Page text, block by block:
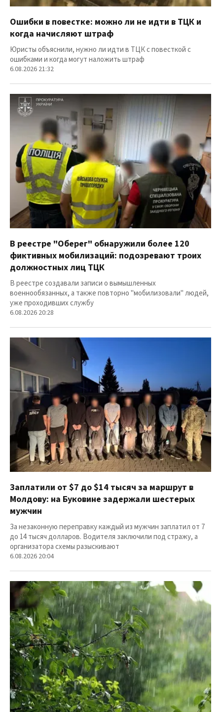
Ошибки в повестке: можно ли не идти в ТЦК и
когда начисляют штраф
Юристы объяснили, нужно ли идти в ТЦК с повесткой с
ошибками и когда могут наложить штраф
6.08.2026 21:32
В реестре "Оберег" обнаружили более 120
фиктивных мобилизаций: подозревают троих
должностных лиц ТЦК
В реестре создавали записи о вымышленных
военнообязанных, а также повторно "мобилизовали" людей,
уже проходивших службу
6.08.2026 20:28
Заплатили от $7 до $14 тысяч за маршрут в
Молдову: на Буковине задержали шестерых
мужчин
За незаконную переправку каждый из мужчин заплатил от 7
до 14 тысяч долларов. Водителя заключили под стражу, а
организатора схемы разыскивают
6.08.2026 20:04